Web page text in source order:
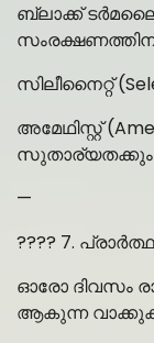
ബ്ലാക്ക്
സിലീനൈറ്റ്
അമേഥിസ്റ്റ്
സുതാര്യതക്കും
—
???? 7.
ഓരോ ദിവസം
ആകുന്ന